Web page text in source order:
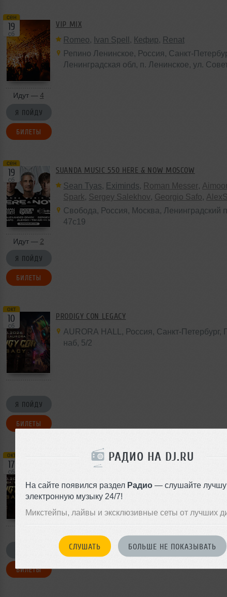
РАДИО НА DJ.RU
На сайте появился раздел Радио— слушайте
электронную музыку 24/7!
Микстейпы, лайвы и эксклюзивные сеты от лучших
СЛУШАТЬ БОЛЬШЕ НЕ ПОКАЗЫВАТЬ
сен
19
сб
Идут — 4
Я ПОЙДУ
БИЛЕТЫ
VIP MIX
Romeo, Ivan Spell , Кефир, Renat
Репино Ленинское, Россия , Санкт-
Ленинградская обл, п. Ленинское, ул.
сен
19
сб
Идут — 2
Я ПОЙДУ
БИЛЕТЫ
SUANDA MUSIC 550 HERE & NOW MOSCOW
Sean Tyas, Eximinds, Roman Messer,
Spark, Sergey Salekhov, Georgio Safo,
Свобода, Россия , Москва, Ленинградский
47с19
окт
10
сб
Я ПОЙДУ
БИЛЕТЫ
PRODIGY CON LEGACY
AURORA HALL , Россия , Санкт-Петербург,
наб, 5/2
окт
17
сб
БИЛЕТЫ
PRODIGY CON LEGACY